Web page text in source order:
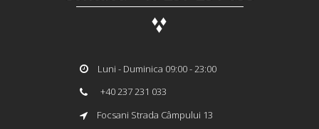
Luni - Duminica 09:00 - 23:00
+40 237 231 033
Focsani Strada Câmpului 13